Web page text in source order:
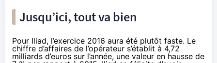
Jusqu’ici, tout va bien
Pour Iliad, l’exercice 2016 aura été plutôt faste. Le
chiffre d’affaires de l’opérateur s’établit à 4,72
milliards d’euros sur l’année, une valeur en hausse de